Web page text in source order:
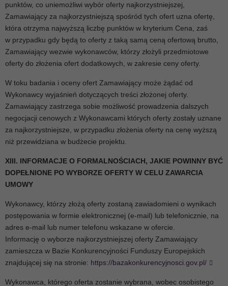
punktów, co uniemożliwi wybór oferty najkorzystniejszej,
Zamawiający za najkorzystniejszą spośród tych ofert uzna ofertę,
która otrzyma najwyższą liczbę punktów w kryterium Cena, zaś
w przypadku gdy będą to oferty z taką samą ceną ofertową brutto,
Zamawiający wezwie wykonawców, którzy złożyli przedmiotowe
oferty do złożenia ofert dodatkowych, w zakresie ceny oferty.
W toku badania i oceny ofert Zamawiający może żądać od
Wykonawcy wyjaśnień dotyczących treści złożonej oferty.
Zamawiający zastrzega sobie możliwość prowadzenia dalszych
negocjacji cenowych z Wykonawcami których oferty zostały uznane
za najkorzystniejsze, w przypadku złożenia oferty na cenę wyższą
niż przewidziana w budżecie projektu.
XIII. INFORMACJE O FORMALNOŚCIACH, JAKIE POWINNY BYĆ
DOPEŁNIONE PO WYBORZE OFERTY W CELU ZAWARCIA
UMOWY
Wykonawcy, którzy złożą oferty zostaną zawiadomieni o wynikach
postępowania w formie elektronicznej (e-mail) lub telefonicznie, na
adres e-mail lub numer telefonu wskazane w ofercie.
Informację o wyborze najkorzystniejszej oferty Zamawiający
zamieszcza w Bazie Konkurencyjności Funduszy Europejskich
znajdującej się na stronie: https://bazakonkurencyjnosci.gov.pl/
Wykonawca, którego oferta zostanie wybrana, wobec osobistego